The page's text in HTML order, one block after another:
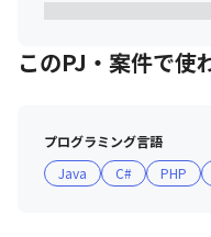
このPJ・案件で使
プログラミング言語
Java
C# PHP